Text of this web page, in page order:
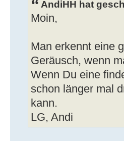
AndiHH hat
Moin,
Man erkennt eine
Geräusch, wenn
Wenn Du eine
schon länger mal
kann.
LG, Andi